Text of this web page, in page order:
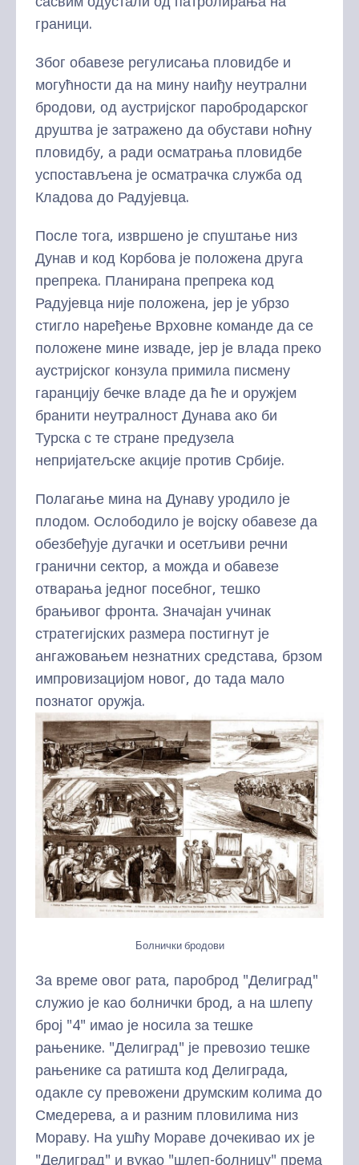
граници.
Због обавезе регулисања пловидбе и
могућности да на мину наиђу неутрални
бродови, од аустријског паробродарског
друштва је затражено да обустави ноћну
пловидбу, а ради осматрања пловидбе
успостављена је осматрачка служба од
Кладова до Радујевца.
После тога, извршено је спуштање низ
Дунав и код Корбова је положена друга
препрека. Планирана препрека код
Радујевца није положена, јер је убрзо
стигло наређење Врховне команде да се
положене мине изваде, јер је влада преко
аустријског конзула примила писмену
гаранцију бечке владе да ће и оружјем
бранити неутралност Дунава ако би
Турска с те стране предузела
непријатељске акције против Србије.
Полагање мина на Дунаву уродило је
плодом. Ослободило је војску обавезе да
обезбеђује дугачки и осетљиви речни
гранични сектор, а можда и обавезе
отварања једног посебног, тешко
брањивог фронта. Значајан учинак
стратегијских размера постигнут је
ангажовањем незнатних средстава, брзом
импровизацијом новог, до тада мало
познатог оружја.
Болнички бродови
За време овог рата, пароброд "Делиград"
служио је као болнички брод, а на шлепу
број "4" имао је носила за тешке
рањенике. "Делиград" је превозио тешке
рањенике са ратишта код Делиграда,
одакле су превожени друмским колима до
Смедерева, а и разним пловилима низ
Мораву. На ушћу Мораве дочекивао их је
"Делиград" и вукао "шлеп-болницу" према